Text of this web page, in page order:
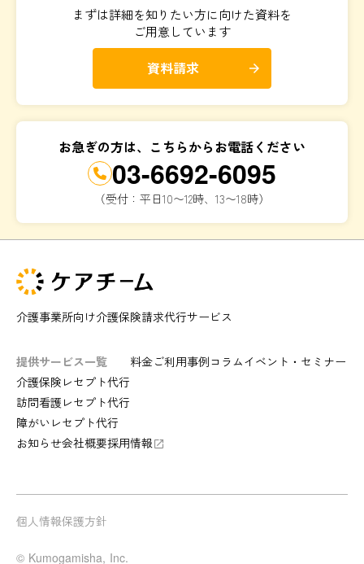
まずは詳細を知りたい方に向けた資料を
ご用意しています
資料請求 arrow_forward
お急ぎの方は、こちらからお電話ください
03-6692-6095
（受付：平日10〜12時、13〜18時）
介護事業所向け介護保険請求代行サービス
提供サービス一覧
介護保険レセプト代行
訪問看護レセプト代行
障がいレセプト代行
料金ご利用事例コラムイベント・セミナー
お知らせ会社概要採用情報 launch
個人情報保護方針
© Kumogamisha, Inc.